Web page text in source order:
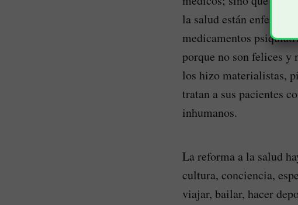
la salud están
medicamentos
porque no son felices y
los hizo materialistas,
tratan a sus pacientes
inhumanos.
La reforma a la salud
cultura, conciencia,
viajar, bailar, hacer